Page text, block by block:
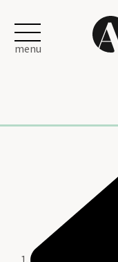
menu